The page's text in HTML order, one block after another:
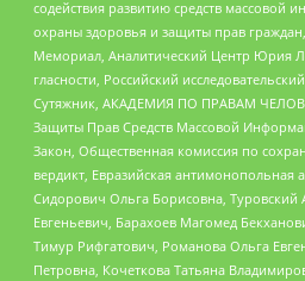
содействия развитию средств
охраны здоровья и защиты прав
Мемориал, Аналитический Центр Юрия
гласности, Российский
Сутяжник, АКАДЕМИЯ ПО ПРАВАМ
Защиты Прав Средств Массовой
Закон, Общественная комиссия по
вердикт, Евразийская
Сидорович Ольга Борисовна, Туровский
Евгеньевич, Барахоев Магомед
Тимур Рифгатович, Романова Ольга
Петровна, Кочеткова Татьяна